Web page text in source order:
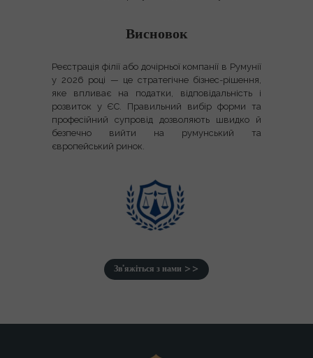
Зв’яжіться з нами >>
Висновок
Реєстрація філії або дочірньої компанії в Румунії
у 2026 році — це стратегічне бізнес-рішення,
яке впливає на податки, відповідальність і
розвиток у ЄС. Правильний вибір форми та
професійний супровід дозволяють швидко й
безпечно вийти на румунський та
європейський ринок.